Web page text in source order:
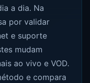
a dia. Na
por validar
e suporte
mudam
ao vivo e VOD.
e compara